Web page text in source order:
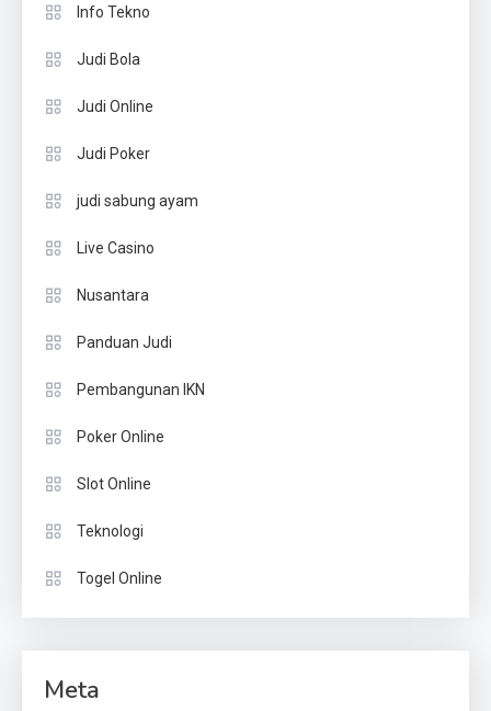
Info Tekno
Judi Bola
Judi Online
Judi Poker
judi sabung ayam
Live Casino
Nusantara
Panduan Judi
Pembangunan IKN
Poker Online
Slot Online
Teknologi
Togel Online
Meta